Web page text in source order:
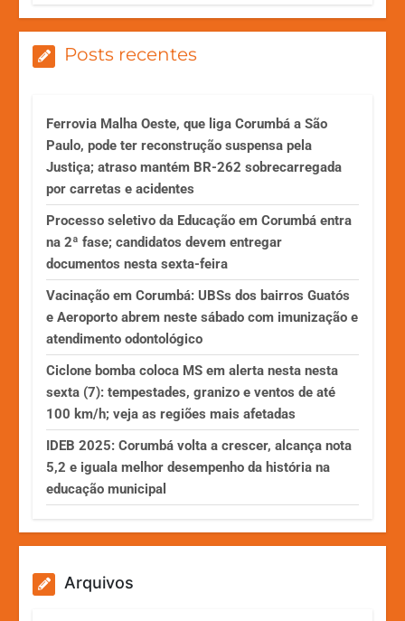
Posts recentes
Ferrovia Malha Oeste, que liga Corumbá a São
Paulo, pode ter reconstrução suspensa pela
Justiça; atraso mantém BR-262 sobrecarregada
por carretas e acidentes
Processo seletivo da Educação em Corumbá entra
na 2ª fase; candidatos devem entregar
documentos nesta sexta-feira
Vacinação em Corumbá: UBSs dos bairros Guatós
e Aeroporto abrem neste sábado com imunização e
atendimento odontológico
Ciclone bomba coloca MS em alerta nesta nesta
sexta (7): tempestades, granizo e ventos de até
100 km/h; veja as regiões mais afetadas
IDEB 2025: Corumbá volta a crescer, alcança nota
5,2 e iguala melhor desempenho da história na
educação municipal
Arquivos